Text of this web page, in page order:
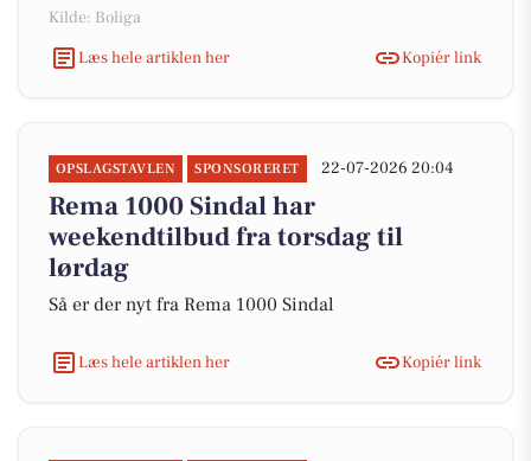
Kilde: Boliga
Læs hele artiklen her
Kopiér link
OPSLAGSTAVLEN SPONSORERET 22-07-2026 20:04
Rema 1000 Sindal har
weekendtilbud fra torsdag til
lørdag
Så er der nyt fra Rema 1000 Sindal
Læs hele artiklen her Kopiér link